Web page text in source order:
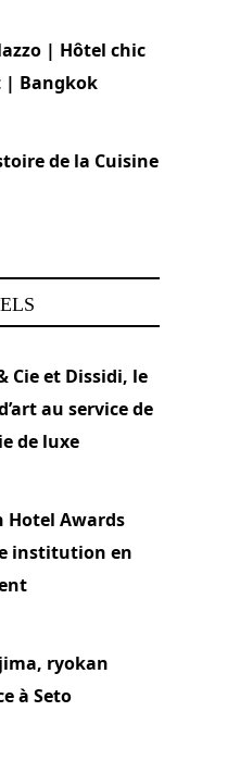
| Hôtel chic
| Bangkok
de la Cuisine
Cie et Dissidi, le
au service de
de luxe
Hotel Awards
institution en
ryokan
à Seto